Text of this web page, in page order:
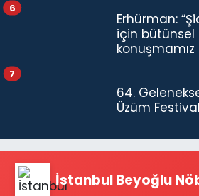
Erhürman:
için bütünsel
konuşmamız
6
64.
Üzüm
7
İstanbul Beyoğlu